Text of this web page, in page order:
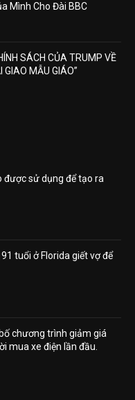
Mình Cho Đài BBC
SÁCH CỦA TRUMP VỀ
GIAO MẪU GIÁO”
được sử dụng để tạo ra
tuổi ở Florida giết vợ để
chương trình giảm giá
mua xe điện lần đầu.